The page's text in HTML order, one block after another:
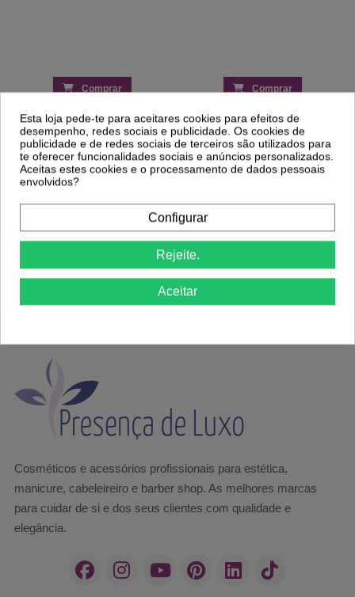
Comprar Comprar
Portes Grátis
a partir de 39€ apenas para Península
Ibérica exceto Ilhas *
Precisa de ajuda?
Ligue já 220174236 ou 916967800
das 9h às 18h.
coloque o nº telemóvel para um melhor
ou Devoluções. VerPolitica de
Cosméticos e acessórios profissionais para estética,
manicure, cabeleireiro e barber shop. As melhores marcas
para cuidar de si e dos seus clientes com qualidade e
elegância.
Esta loja pede-te para aceitares cookies para efeitos de
desempenho, redes sociais e publicidade. Os cookies de
publicidade e de redes sociais de terceiros são utilizados para
te oferecer funcionalidades sociais e anúncios personalizados.
Aceitas estes cookies e o processamento de dados pessoais
envolvidos?
Configurar
Rejeite.
Aceitar